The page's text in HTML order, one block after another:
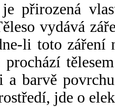
přirozená
vydává
li toto záření
prochází
a barvě
jde o